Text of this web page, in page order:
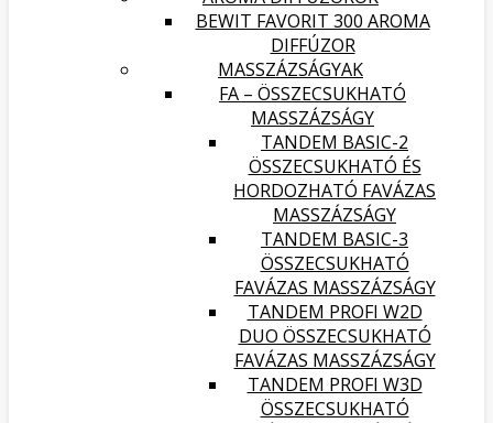
BEWIT FAVORIT 300 AROMA
DIFFÚZOR
MASSZÁZSÁGYAK
FA – ÖSSZECSUKHATÓ
MASSZÁZSÁGY
TANDEM BASIC-2
ÖSSZECSUKHATÓ ÉS
HORDOZHATÓ FAVÁZAS
MASSZÁZSÁGY
TANDEM BASIC-3
ÖSSZECSUKHATÓ
FAVÁZAS MASSZÁZSÁGY
TANDEM PROFI W2D
DUO ÖSSZECSUKHATÓ
FAVÁZAS MASSZÁZSÁGY
TANDEM PROFI W3D
ÖSSZECSUKHATÓ